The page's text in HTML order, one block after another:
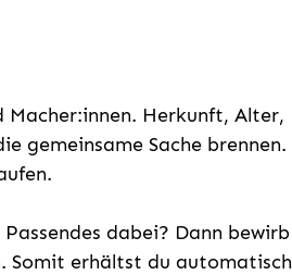
Macher:innen. Herkunft, Alter,
gemeinsame Sache brennen.
dabei? Dann bewirb
Somit erhältst du automatisch